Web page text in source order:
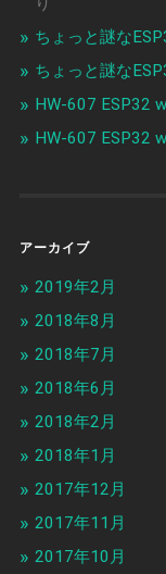
ちょっと謎な
ちょっと謎な
HW-607 ESP32
HW-607 ESP32
アーカイブ
2019年2月
2018年8月
2018年7月
2018年6月
2018年2月
2018年1月
2017年12月
2017年11月
2017年10月